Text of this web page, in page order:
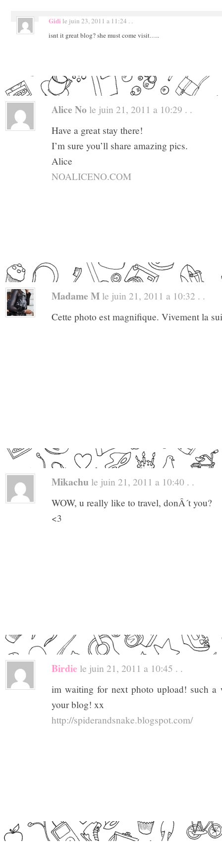
Gidi le juin 23, 2011 a 11:24 . .
isnt it great blog? she must come visit…..
Alice No le juin 21, 2011 a 10:29 . .
Have a great stay there!
I’m sure you’ll share amazing pics.
Alice
NOALICENO.COM
Madame M le juin 21, 2011 a 10:32 . .
Cette photo est magnifique. Vivement la
Mikachu le juin 21, 2011 a 10:40 . .
WOW, u really like to travel, donÂ´t you?
<3
Birdie le juin 21, 2011 a 10:45 . .
im waiting for next photo upload! such a
your blog! xx
http://spiderandsnake.blogspot.com/